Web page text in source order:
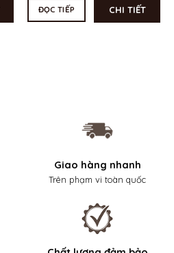
ĐỌC TIẾP CHI TIẾT
Giao hàng nhanh
Trên phạm vi toàn quốc